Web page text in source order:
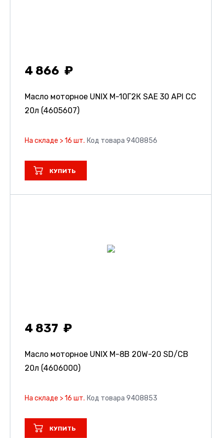
4 866
Масло моторное UNIX М-10Г2К SAE 30 API CC
20л (4605607)
На складе > 16 шт. Код товара 9408856
КУПИТЬ
4 837
Масло моторное UNIX М-8В 20W-20 SD/CB
20л (4606000)
На складе > 16 шт. Код товара 9408853
КУПИТЬ